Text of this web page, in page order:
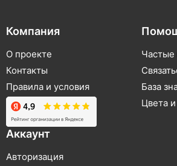
Компания
О проекте
Контакты
Правила и условия
Частые
База
Цвета
Аккаунт
Авторизация